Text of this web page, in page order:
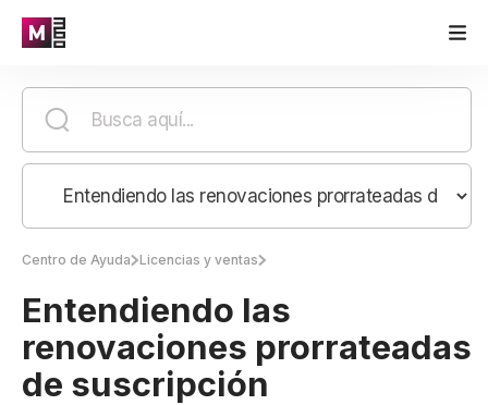
Centro de Ayuda Licencias y ventas
Entendiendo las
renovaciones prorrateadas
de suscripción